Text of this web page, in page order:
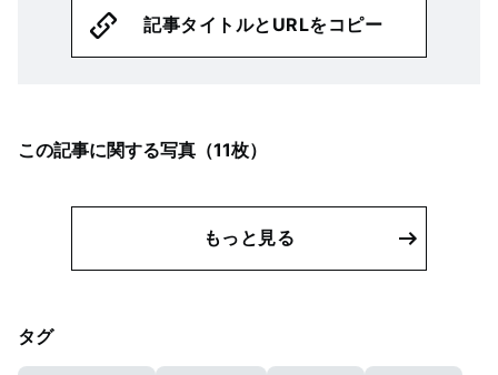
記事タイトルとURLをコピー
この記事に関する写真（11枚）
もっと見る
タグ